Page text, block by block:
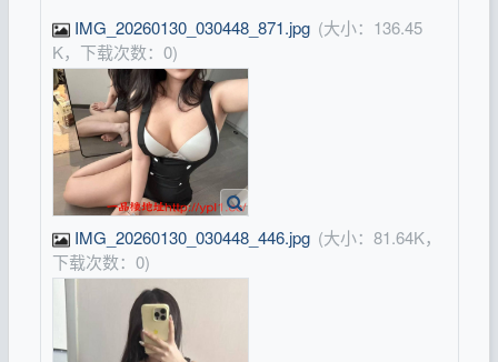
IMG_20260130_030448_871.jpg (大小：136.45
K，下载次数：0)
IMG_20260130_030448_446.jpg (大小：81.64K，
下载次数：0)